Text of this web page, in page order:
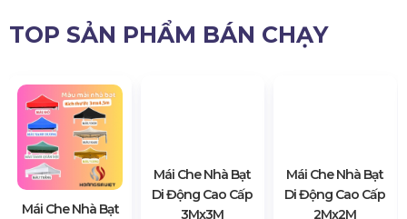
TOP SẢN PHẨM BÁN CHẠY
Mái Che Nhà Bạt
Mái Che Nhà Bạt
Mái Che Nhà Bạt